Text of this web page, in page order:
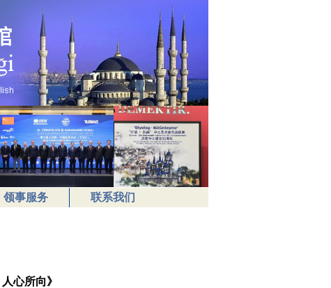
领事服务 联系我们
心所向》